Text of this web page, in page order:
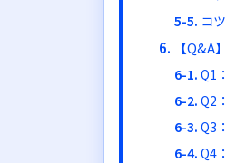
コ
【
Q1
Q2
Q3
Q4